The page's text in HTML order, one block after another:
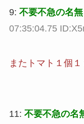
9: 不要不急の名
07:35:04.75
またトマト１個
11: 不要不急の名